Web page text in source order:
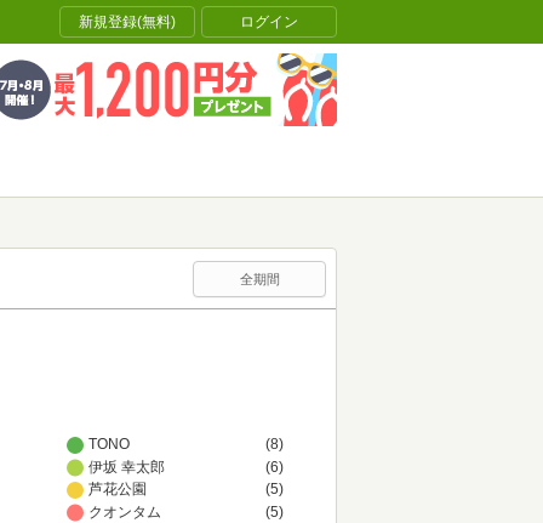
新規登録(無料) ログイン
全期間
TONO
(8)
伊坂 幸太郎
(6)
芦花公園
(5)
クオンタム
(5)